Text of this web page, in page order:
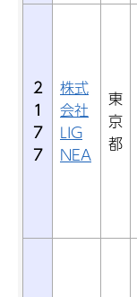
2
1
7
7
株式
会社
LIG
NEA
東
京
都